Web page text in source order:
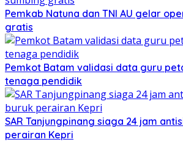
Pemkab Natuna dan TNI AU gelar
gratis
Pemkot Batam validasi data guru
tenaga pendidik
SAR Tanjungpinang siaga 24 jam
perairan Kepri